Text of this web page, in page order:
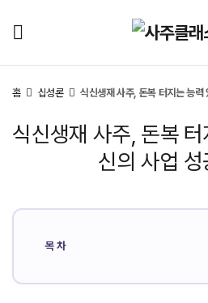
홈 십성론 식신생재 사주, 돈복 터지는 능력
식신생재 사주, 돈복
신의 사업 성
목차